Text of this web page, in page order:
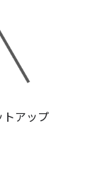
トアップ